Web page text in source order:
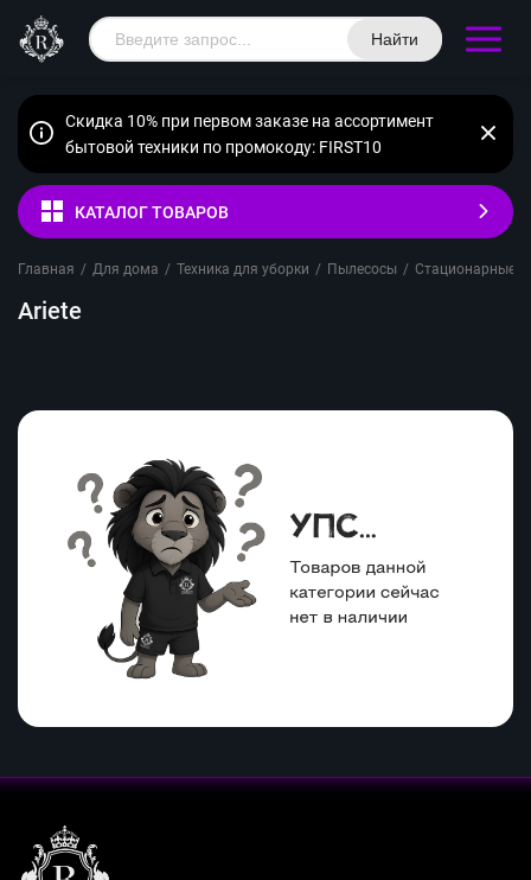
Найти
Скидка 10% при первом заказе на ассортимент
бытовой техники по промокоду: FIRST10
КАТАЛОГ ТОВАРОВ
Главная / Для дома / Техника для уборки / Пылесосы / Стационарные
Ariete